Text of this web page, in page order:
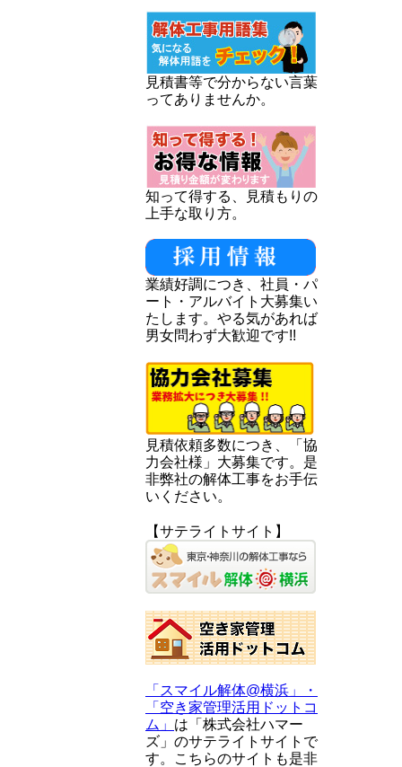
見積書等で分からない言葉
ってありませんか。
知って得する、見積もりの
上手な取り方。
業績好調につき、社員・パ
ート・アルバイト大募集い
たします。やる気があれば
男女問わず大歓迎です!!
見積依頼多数につき、「協
力会社様」大募集です。是
非弊社の解体工事をお手伝
いください。
【サテライトサイト】
「スマイル解体@横浜」・
「空き家管理活用ドットコ
ム」 は「株式会社ハマー
ズ」のサテライトサイトで
す。こちらのサイトも是非